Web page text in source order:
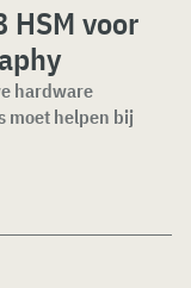
HSM voor
hardware
moet helpen bij